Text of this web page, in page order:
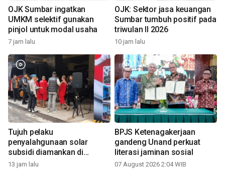
OJK Sumbar ingatkan
UMKM selektif gunakan
pinjol untuk modal usaha
7 jam lalu
OJK: Sektor jasa keuangan
Sumbar tumbuh positif pada
triwulan II 2026
10 jam lalu
Tujuh pelaku
penyalahgunaan solar
subsidi diamankan di
Sumbar
13 jam lalu
BPJS Ketenagakerjaan
gandeng Unand perkuat
literasi jaminan sosial
07 August 2026 2:04 WIB